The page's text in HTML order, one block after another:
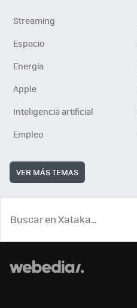
Streaming
Espacio
Energía
Apple
Inteligencia artificial
Empleo
VER MÁS TEMAS